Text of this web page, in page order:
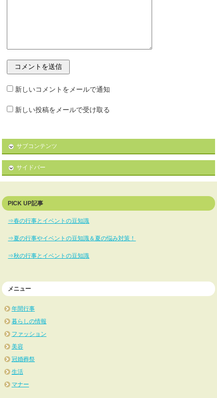
新しいコメントをメールで通知
新しい投稿をメールで受け取る
サブコンテンツ
サイドバー
PICK UP記事
⇒春の行事とイベントの豆知識
⇒夏の行事やイベントの豆知識＆夏の悩み対策！
⇒秋の行事とイベントの豆知識
メニュー
年間行事
暮らしの情報
ファッション
美容
冠婚葬祭
生活
マナー